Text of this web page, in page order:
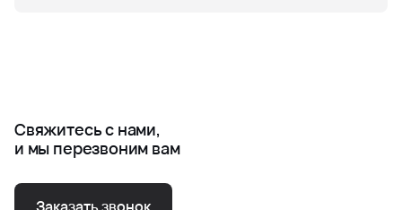
Свяжитесь с нами,
и мы перезвоним вам